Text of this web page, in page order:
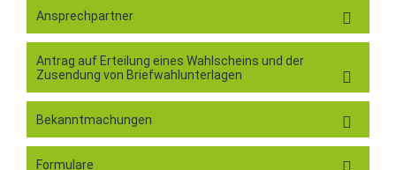
Ansprechpartner
Antrag auf Erteilung eines Wahlscheins und der
Zusendung von Briefwahlunterlagen
Bekanntmachungen
Formulare